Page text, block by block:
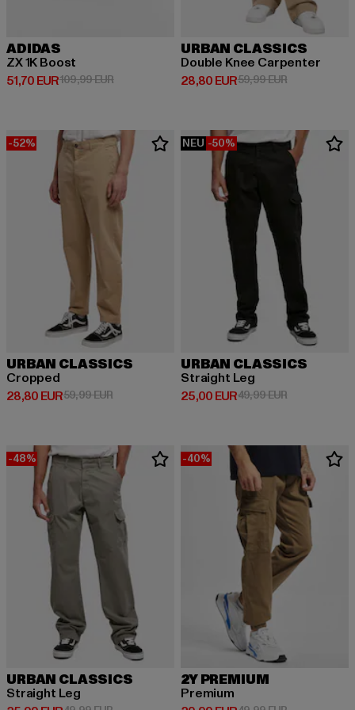
ADIDAS
ZX 1K Boost
51,70 EUR
Derzeitiger Preis: 51,70 EUR
109,99 EURAktionspreis: 109,99 EUR
URBAN CLASSICS
Double Knee Carpenter
28,80 EUR
Derzeitiger Preis: 28,80 EUR
59,99 EURAktionspreis:
-52%
URBAN CLASSICS
Cropped
28,80 EUR
Derzeitiger Preis: 28,80 EUR
59,99 EURAktionspreis: 59,99 EUR
NEU -50%
URBAN CLASSICS
Straight Leg
25,00 EUR
Derzeitiger Preis: 25,00 EUR
49,99 EURAktionspreis:
-48%
URBAN CLASSICS
Straight Leg
-40%
2Y PREMIUM
Premium